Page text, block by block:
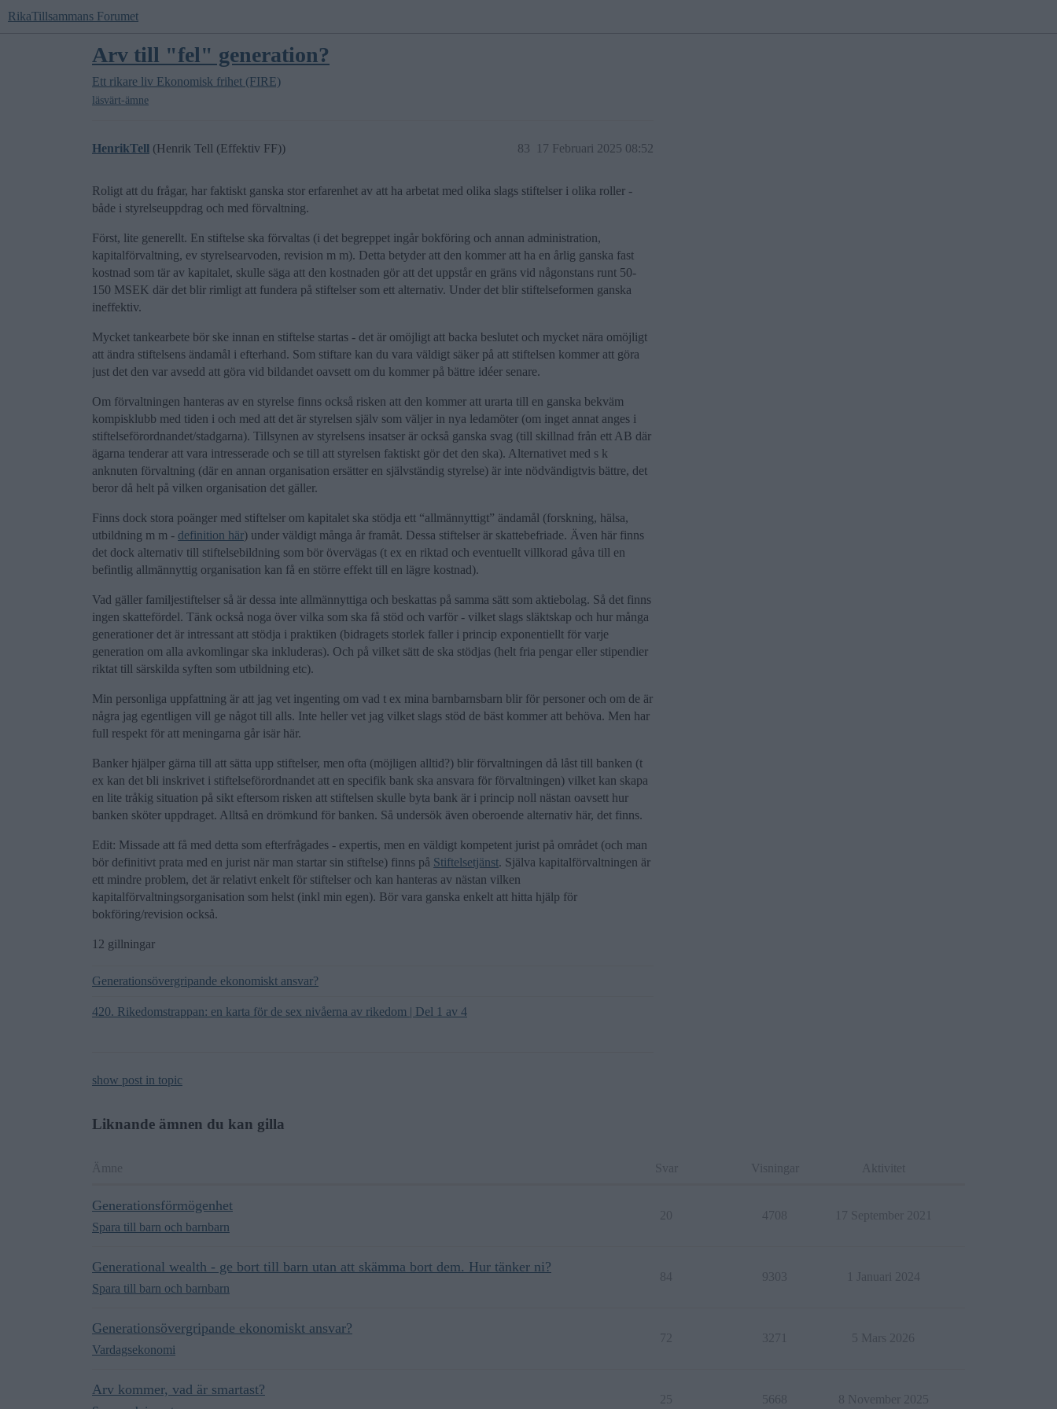
RikaTillsammans Forumet
Arv till "fel" generation?
Ett rikare liv Ekonomisk frihet (FIRE)
läsvärt-ämne
HenrikTell (Henrik Tell (Effektiv FF)) 17 Februari 2025 08:52
83
Roligt att du frågar, har faktiskt ganska stor erfarenhet av att ha arbetat med olika slags stiftelser i olika roller -
både i styrelseuppdrag och med förvaltning.
Först, lite generellt. En stiftelse ska förvaltas (i det begreppet ingår bokföring och annan administration,
kapitalförvaltning, ev styrelsearvoden, revision m m). Detta betyder att den kommer att ha en årlig ganska fast
kostnad som tär av kapitalet, skulle säga att den kostnaden gör att det uppstår en gräns vid någonstans runt 50-
150 MSEK där det blir rimligt att fundera på stiftelser som ett alternativ. Under det blir stiftelseformen ganska
ineffektiv.
Mycket tankearbete bör ske innan en stiftelse startas - det är omöjligt att backa beslutet och mycket nära omöjligt
att ändra stiftelsens ändamål i efterhand. Som stiftare kan du vara väldigt säker på att stiftelsen kommer att göra
just det den var avsedd att göra vid bildandet oavsett om du kommer på bättre idéer senare.
Om förvaltningen hanteras av en styrelse finns också risken att den kommer att urarta till en ganska bekväm
kompisklubb med tiden i och med att det är styrelsen själv som väljer in nya ledamöter (om inget annat anges i
stiftelseförordnandet/stadgarna). Tillsynen av styrelsens insatser är också ganska svag (till skillnad från ett AB där
ägarna tenderar att vara intresserade och se till att styrelsen faktiskt gör det den ska). Alternativet med s k
anknuten förvaltning (där en annan organisation ersätter en självständig styrelse) är inte nödvändigtvis bättre, det
beror då helt på vilken organisation det gäller.
Finns dock stora poänger med stiftelser om kapitalet ska stödja ett “allmännyttigt” ändamål (forskning, hälsa,
utbildning m m - definition här) under väldigt många år framåt. Dessa stiftelser är skattebefriade. Även här finns
det dock alternativ till stiftelsebildning som bör övervägas (t ex en riktad och eventuellt villkorad gåva till en
befintlig allmännyttig organisation kan få en större effekt till en lägre kostnad).
Vad gäller familjestiftelser så är dessa inte allmännyttiga och beskattas på samma sätt som aktiebolag. Så det finns
ingen skattefördel. Tänk också noga över vilka som ska få stöd och varför - vilket slags släktskap och hur många
generationer det är intressant att stödja i praktiken (bidragets storlek faller i princip exponentiellt för varje
generation om alla avkomlingar ska inkluderas). Och på vilket sätt de ska stödjas (helt fria pengar eller stipendier
riktat till särskilda syften som utbildning etc).
Min personliga uppfattning är att jag vet ingenting om vad t ex mina barnbarnsbarn blir för personer och om de är
några jag egentligen vill ge något till alls. Inte heller vet jag vilket slags stöd de bäst kommer att behöva. Men har
full respekt för att meningarna går isär här.
Banker hjälper gärna till att sätta upp stiftelser, men ofta (möjligen alltid?) blir förvaltningen då låst till banken (t
ex kan det bli inskrivet i stiftelseförordnandet att en specifik bank ska ansvara för förvaltningen) vilket kan skapa
en lite tråkig situation på sikt eftersom risken att stiftelsen skulle byta bank är i princip noll nästan oavsett hur
banken sköter uppdraget. Alltså en drömkund för banken. Så undersök även oberoende alternativ här, det finns.
Edit: Missade att få med detta som efterfrågades - expertis, men en väldigt kompetent jurist på området (och man
bör definitivt prata med en jurist när man startar sin stiftelse) finns på Stiftelsetjänst. Själva kapitalförvaltningen är
ett mindre problem, det är relativt enkelt för stiftelser och kan hanteras av nästan vilken
kapitalförvaltningsorganisation som helst (inkl min egen). Bör vara ganska enkelt att hitta hjälp för
bokföring/revision också.
12 gillningar
Generationsövergripande ekonomiskt ansvar?
420. Rikedomstrappan: en karta för de sex nivåerna av rikedom | Del 1 av 4
show post in topic
Liknande ämnen du kan gilla
Ämne Svar Visningar Aktivitet
Generationsförmögenhet
Spara till barn och barnbarn
20 4708 17 September 2021
Generational wealth - ge bort till barn utan att skämma bort dem. Hur tänker ni?
Spara till barn och barnbarn
84 9303 1 Januari 2024
Generationsövergripande ekonomiskt ansvar?
Vardagsekonomi
72 3271 5 Mars 2026
Arv kommer, vad är smartast?
25 5668 8 November 2025